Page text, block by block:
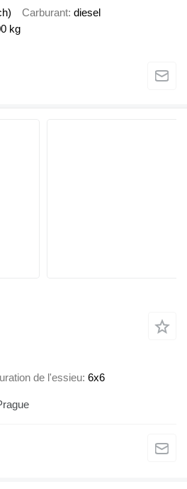
Carburant diesel
kg
de l'essieu 6x6